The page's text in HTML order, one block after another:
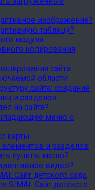
изображение?
таблицу?
модуля
копирования
сайта
области
сайта: создание
и разделов
на сайте?
меню с
карты
и разделов
пункты меню?
видео?
Сайт детского сада
SIMAI: Сайт детского